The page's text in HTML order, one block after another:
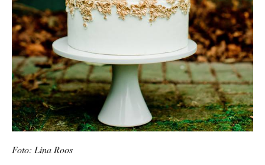
Foto: Lina Roos